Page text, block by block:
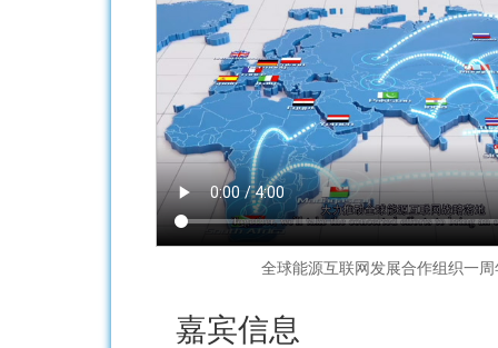
全球能源互联网发展合作组织一
嘉宾信息